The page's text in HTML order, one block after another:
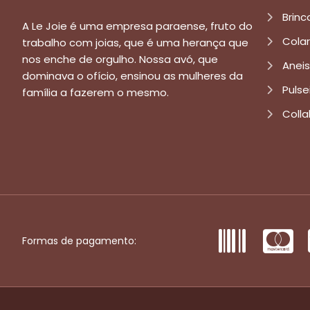
A Le Joie é uma empresa paraense, fruto do
trabalho com joias, que é uma herança que
nos enche de orgulho. Nossa avó, que
dominava o ofício, ensinou as mulheres da
família a fazerem o mesmo.
Aneis
Formas de pagamento: